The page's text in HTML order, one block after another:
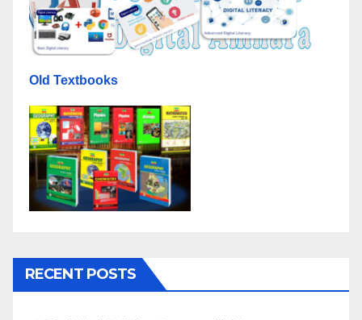
Old Textbooks
RECENT POSTS